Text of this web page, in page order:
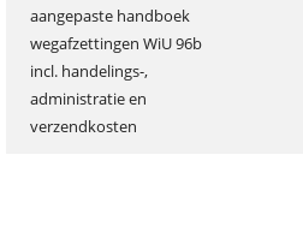
aangepaste handboek
wegafzettingen WiU 96b
incl. handelings-,
administratie en
verzendkosten